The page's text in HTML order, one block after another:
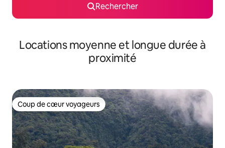
Rechercher
Locations moyenne et longue durée à
proximité
Coup de cœur voyageurs
Coup de cœur voyageurs